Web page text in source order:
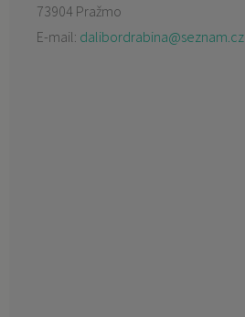
73904 Pražmo
E-mail: dalibordrabina@seznam.cz